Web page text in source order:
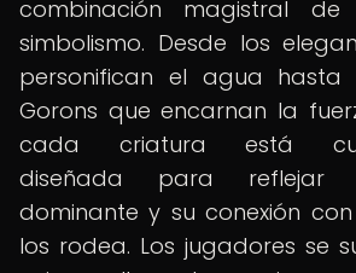
combinación magistral
simbolismo. Desde los
personifican el agua hasta
Gorons que encarnan la
cada criatura está
diseñada para reflejar
dominante y su conexión
los rodea. Los jugadores se